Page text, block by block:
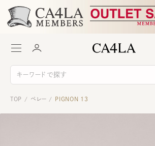
TOP / ベレー / PIGNON 13